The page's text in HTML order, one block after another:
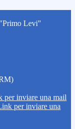
Levi"
per inviare una mail
per inviare una